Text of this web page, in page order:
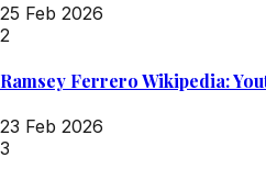
25 Feb 2026
2
Ramsey Ferrero Wikipedia:
23 Feb 2026
3